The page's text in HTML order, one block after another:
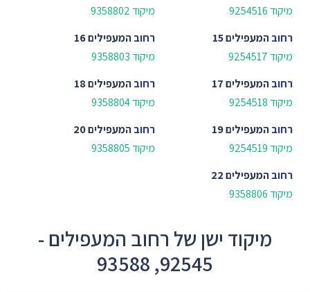
מיקוד 9254516
מיקוד 9358802
רחובהמעפילים 15
מיקוד 9254517
רחובהמעפילים 16
מיקוד 9358803
רחובהמעפילים 17
מיקוד 9254518
רחובהמעפילים 18
מיקוד 9358804
רחובהמעפילים 19
מיקוד 9254519
רחובהמעפילים 20
מיקוד 9358805
רחובהמעפילים 22
מיקוד 9358806
מיקוד ישן של רחוב המעפילים -
92545, 93588